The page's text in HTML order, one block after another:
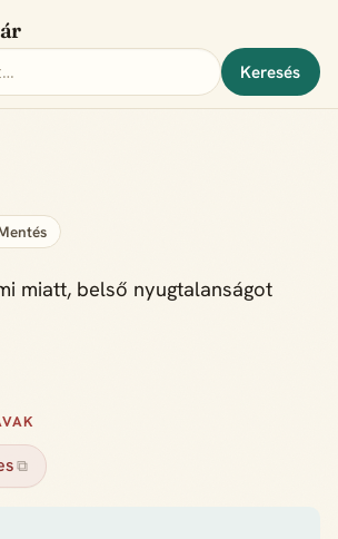
Keresés
miatt, belső nyugtalanságot
⧉